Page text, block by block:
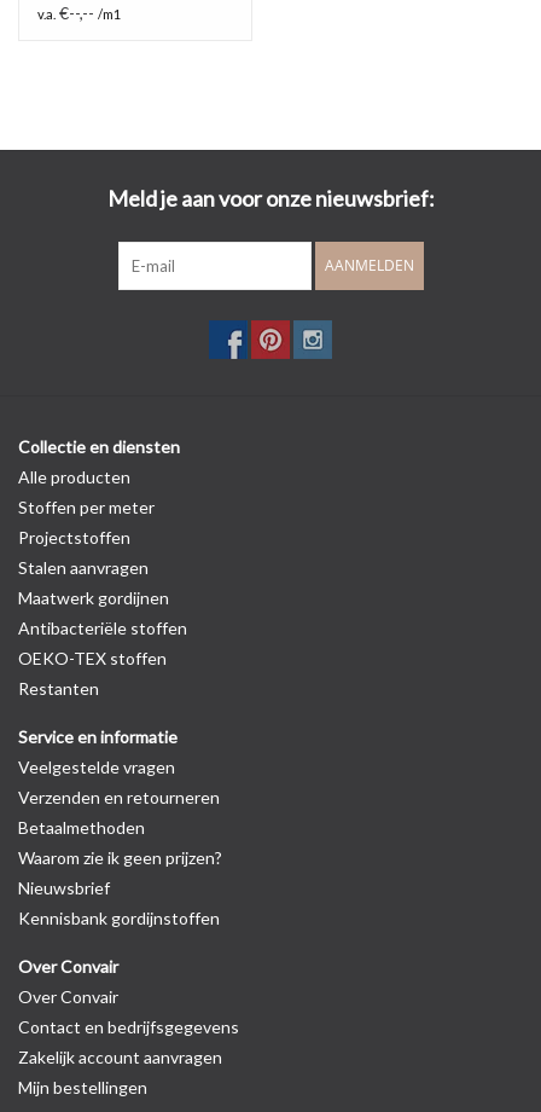
v.a. €--,-- /m1
Meld je aan voor onze nieuwsbrief:
AANMELDEN
Collectie en diensten
Alle producten
Stoffen per meter
Projectstoffen
Stalen aanvragen
Maatwerk gordijnen
Antibacteriële stoffen
OEKO-TEX stoffen
Restanten
Service en informatie
Veelgestelde vragen
Verzenden en retourneren
Betaalmethoden
Waarom zie ik geen prijzen?
Nieuwsbrief
Kennisbank gordijnstoffen
Over Convair
Over Convair
Contact en bedrijfsgegevens
Zakelijk account aanvragen
Mijn bestellingen